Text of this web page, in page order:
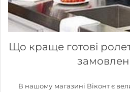
Що краще готові
В нашому магазині Віконт є